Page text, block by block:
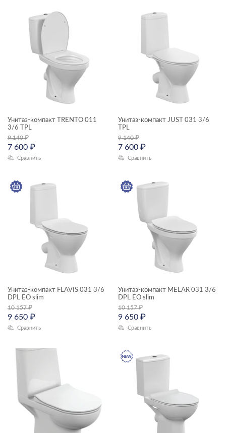
КОЛЛЕКЦИЯ
FLAVIS
JUST
NATURE
STAR
TRENTO
Унитаз-компакт TRENTO 011
3/6 TPL
9 140₽
7 600 ₽
Сравнить
Унитаз-компакт JUST 031 3/6
TPL
9 140₽
7 600 ₽
Сравнить
Унитаз-компакт FLAVIS 031 3/6
DPL EO slim
10 157₽
9 650 ₽
Сравнить
Унитаз-компакт MELAR 031 3/6
DPL EO slim
10 157₽
9 650 ₽
Сравнить